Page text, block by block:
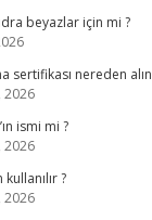
beyazlar için mi ?
sertifikası nereden
2026
ismi mi ?
2026
?
2026